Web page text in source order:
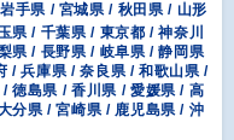
手県 / 宮城県 / 秋田県 / 山形
県 / 千葉県 / 東京都 / 神奈川
県 / 長野県 / 岐阜県 / 静岡県
/ 兵庫県 / 奈良県 / 和歌山県 /
徳島県 / 香川県 / 愛媛県 / 高
分県 / 宮崎県 / 鹿児島県 / 沖